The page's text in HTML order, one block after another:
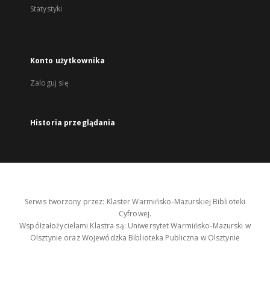
Statystyki
Konto użytkownika
Zaloguj się
Historia przeglądania
Serwis tworzony przez: Klaster Warmińsko-Mazurskiej Biblioteki
Cyfrowej.
Współzałożycielami Klastra są: Uniwersytet Warmińsko-Mazurski w
Olsztynie oraz Wojewódzka Biblioteka Publiczna w Olsztynie